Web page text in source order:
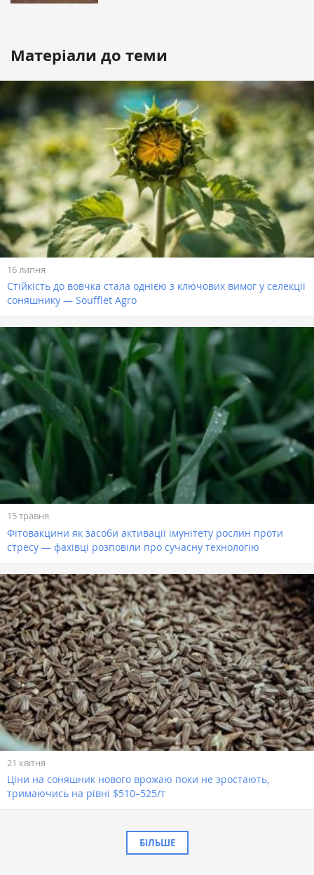
Матеріали до теми
16 липня
Стійкість до вовчка стала однією з ключових вимог у селекції
соняшнику — Soufflet Agro
15 травня
Фітовакцини як засоби активації імунітету рослин проти
стресу — фахівці розповіли про сучасну технологію
21 квітня
Ціни на соняшник нового врожаю поки не зростають,
тримаючись на рівні $510–525/т
БІЛЬШЕ